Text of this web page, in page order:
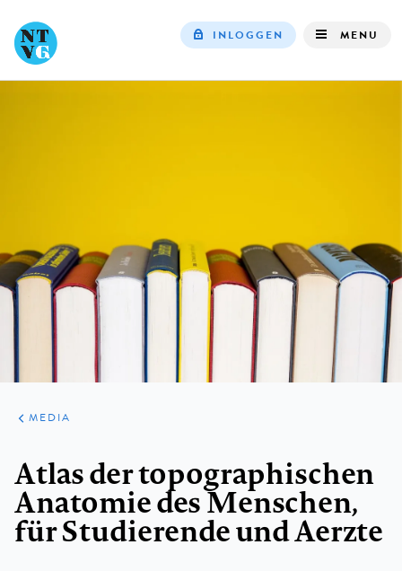
INLOGGEN MENU
ARTIKELEN
VARIA
MEDIA
Atlas der topographischen
Anatomie des Menschen,
für Studierende und Aerzte